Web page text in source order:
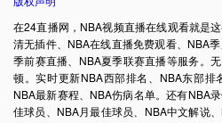
在24直播网，NBA视频直播在线观看就是
清无插件、NBA在线直播免费观看、NBA
季前赛直播、NBA夏季联赛直播等服务。
顿。实时更新NBA西部排名、NBA东部排
NBA最新赛程、NBA伤病名单。还有NBA
佳球员、NBA月最佳球员、NBA中文解说